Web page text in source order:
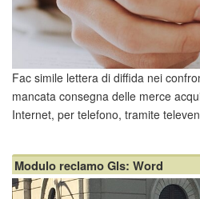
Fac simile lettera di diffida nei
mancata consegna delle merce
Internet, per telefono, tramite
versioni, in formato WORD e PDF.
Diffida pe...
Modulo reclamo Gls: Word